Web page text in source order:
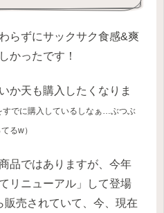
らずにサックサク食感&爽
かったです！
か天も購入したくなりま
でに購入しているしなぁ…ぶつぶ
るw）
品ではありますが、今年
リニューアル」して登場
販売されていて、今、現在